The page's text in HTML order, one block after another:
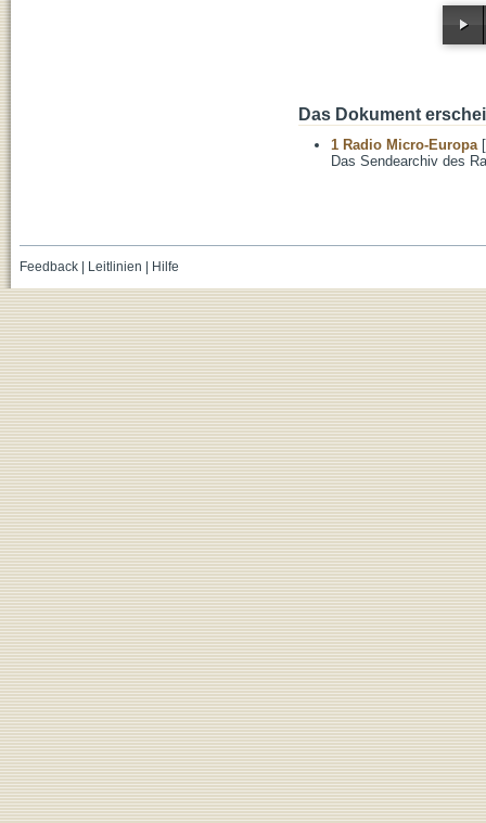
Das Dokument
1 Radio Micro-Europa
Das Sendearchiv des
Feedback| Leitlinien Hilfe